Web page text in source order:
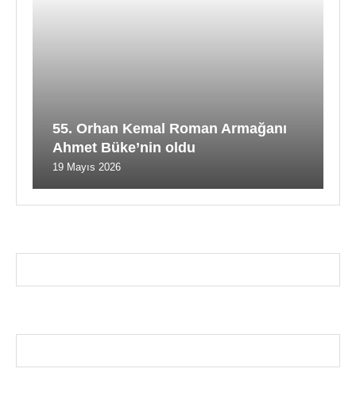
55. Orhan Kemal Roman Armağanı
Ahmet Büke’nin oldu
19 Mayıs 2026